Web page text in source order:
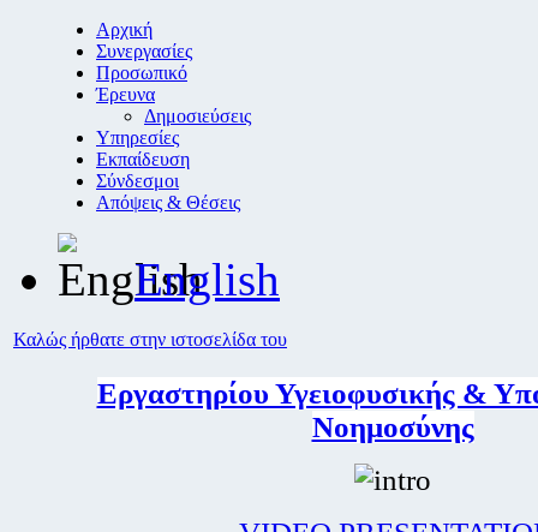
Αρχική
Συνεργασίες
Προσωπικό
Έρευνα
Δημοσιεύσεις
Υπηρεσίες
Εκπαίδευση
Σύνδεσμοι
Απόψεις & Θέσεις
English
Καλώς ήρθατε στην ιστοσελίδα του
Εργαστηρίου Υγειοφυσικής &
Νοημοσύνης